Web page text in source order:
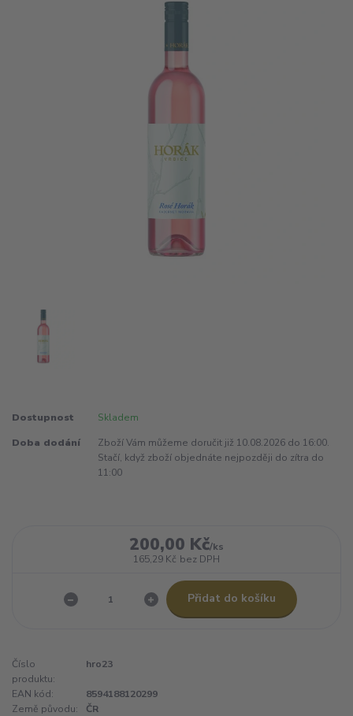
Dostupnost Skladem
Doba dodání
Zboží Vám můžeme doručit již 10.08.2026 do 16:00.
Stačí, když zboží objednáte nejpozději do zítra do
11:00
200,00 Kč/ks
165,29 Kč bez DPH
Přidat do košíku
Číslo
produktu:
hro23
EAN kód:
8594188120299
Země původu:
ČR